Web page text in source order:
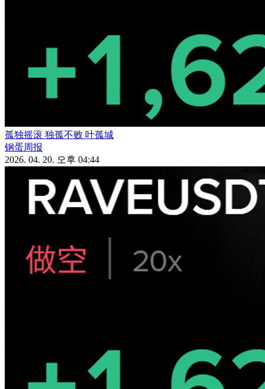
孤独摇滚 独孤不败 叶孤城
钢蛋周报
2026. 04. 20. 오후 04:44